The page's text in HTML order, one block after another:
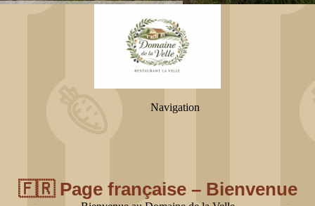
Navigation
🇫🇷 Page française – Bienvenue